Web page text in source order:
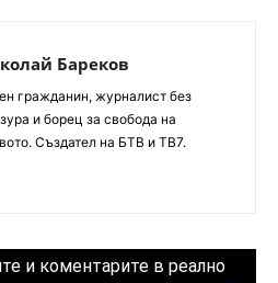
Бареков
гражданин, журналист без
и борец за свобода на
Създател на БТВ и ТВ7.
и коментарите в реално